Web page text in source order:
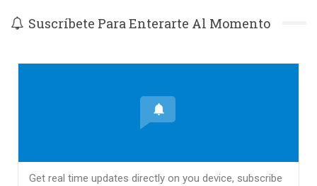
Suscríbete Para Enterarte Al Momento
Get real time updates directly on you device, subscribe